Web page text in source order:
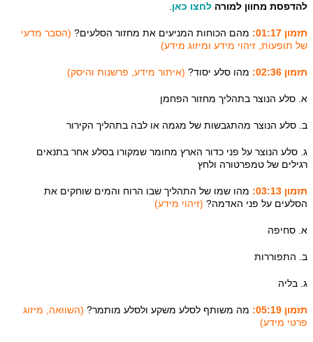
להדפסת מחוון למורה לחצו כאן.
תזמון 01:17: מהם הכוחות המניעים את מחזור הסלעים? (הסבר מדעי
של תופעות, זיהוי מידע ומיזוג מידע)
תזמון 02:36: מהו סלע יסוד? (איתור מידע, פרשנות והיסק)
א. סלע הנוצר בתהליך מחזור הפחמן
ב. סלע הנוצר מהתגבשות של מגמה או לבה בתהליך הקירור
ג. סלע הנוצר על פני כדור הארץ מחומר שמקורו בסלע אחר בתנאים
רגילים של טמפרטורה ולחץ
תזמון 03:13:
מהו שמו של התהליך שבו הרוח והמים שוחקים את
הסלעים על פני האדמה? (זיהוי מידע)
א. סחיפה
ב. התפוררות
ג. בליה
תזמון 05:19: מה משותף לסלע משקע ולסלע מותמר? (השוואה, מיזוג
פרטי מידע)